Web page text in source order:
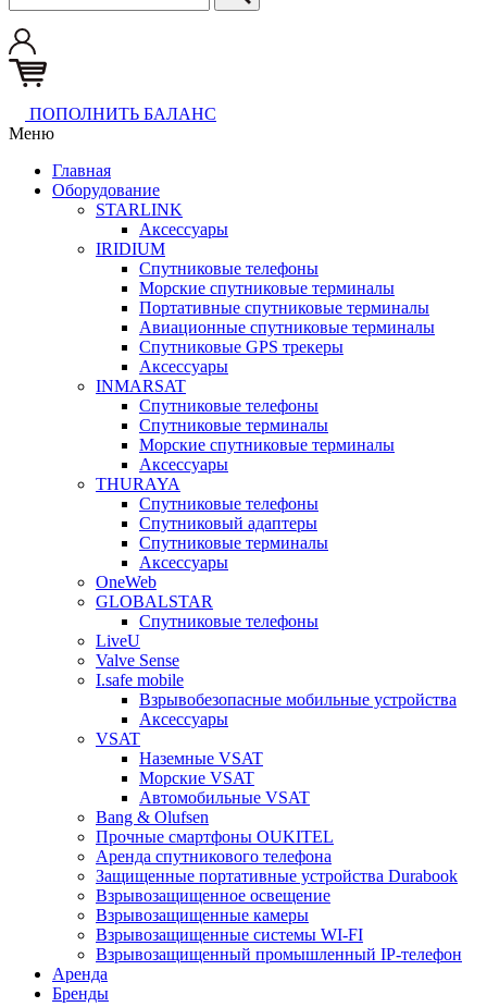
ПОПОЛНИТЬ БАЛАНС
Меню
Главная
Оборудование
STARLINK
Аксессуары
IRIDIUM
Спутниковые телефоны
Морские спутниковые терминалы
Портативные спутниковые терминалы
Авиационные спутниковые терминалы
Спутниковые GPS трекеры
Аксессуары
INMARSAT
Спутниковые телефоны
Спутниковые терминалы
Морские спутниковые терминалы
Аксессуары
THURAYA
Спутниковые телефоны
Спутниковый адаптеры
Спутниковые терминалы
Аксессуары
OneWeb
GLOBALSTAR
Спутниковые телефоны
LiveU
Valve Sense
I.safe mobile
Взрывобезопасные мобильные устройства
Аксессуары
VSAT
Наземные VSAT
Морские VSAT
Автомобильные VSAT
Bang & Olufsen
Прочные смартфоны OUKITEL
Аренда спутникового телефона
Защищенные портативные устройства Durabook
Взрывозащищенное освещение
Взрывозащищенные камеры
Взрывозащищенные системы WI-FI
Взрывозащищенный промышленный IP-телефон
Аренда
Бренды